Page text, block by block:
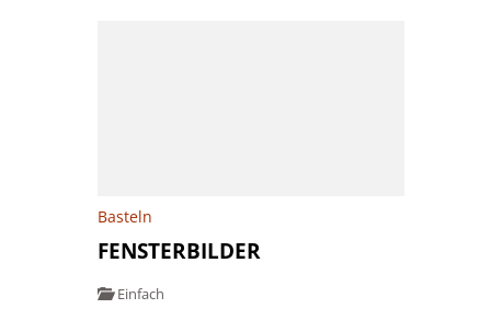
Basteln
FENSTERBILDER
Einfach